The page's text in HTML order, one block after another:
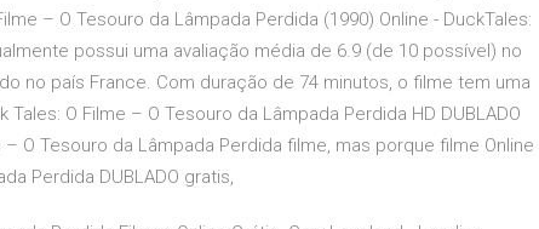
– O Tesouro da Lâmpada Perdida (1990) Online - DuckTales:
possui uma avaliação média de 6.9 (de 10 possível) no
no país France. Com duração de 74 minutos, o filme tem uma
O Filme – O Tesouro da Lâmpada Perdida HD DUBLADO
– O Tesouro da Lâmpada Perdida filme, mas porque filme Online
Perdida DUBLADO gratis,